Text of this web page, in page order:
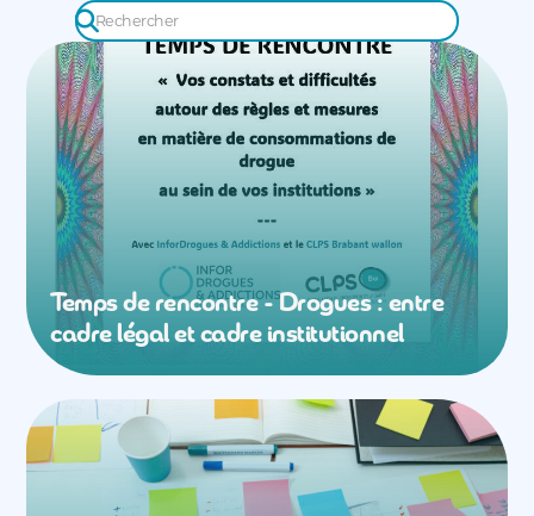
Temps de rencontre - Drogues : entre
cadre légal et cadre institutionnel